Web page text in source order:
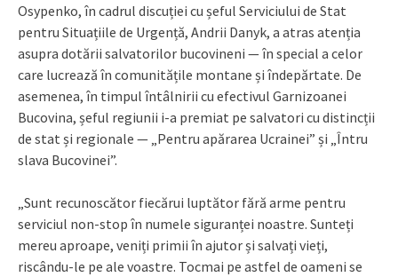
Osypenko, în cadrul discuției cu șeful Serviciului de Stat
pentru Situațiile de Urgență, Andrii Danyk, a atras atenția
asupra dotării salvatorilor bucovineni — în special a celor
care lucrează în comunitățile montane și îndepărtate. De
asemenea, în timpul întâlnirii cu efectivul Garnizoanei
Bucovina, șeful regiunii i-a premiat pe salvatori cu distincții
de stat și regionale — „Pentru apărarea Ucrainei” și „Întru
slava Bucovinei”.
„Sunt recunoscător fiecărui luptător fără arme pentru
serviciul non-stop în numele siguranței noastre. Sunteți
mereu aproape, veniți primii în ajutor și salvați vieți,
riscându-le pe ale voastre. Tocmai pe astfel de oameni se